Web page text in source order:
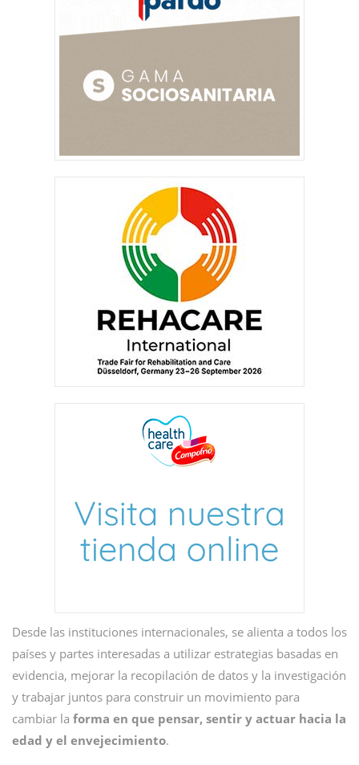
Desde las instituciones internacionales, se alienta a todos los
países y partes interesadas a utilizar estrategias basadas en
evidencia, mejorar la recopilación de datos y la investigación
y trabajar juntos para construir un movimiento para
cambiar la forma en que pensar, sentir y actuar hacia la
edad y el envejecimiento.